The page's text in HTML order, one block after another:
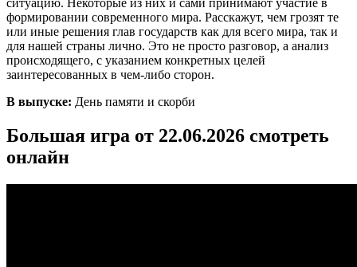
формировании современного мира. Расскажут, чем грозят те
или иные решения глав государств как для всего мира, так и
для нашей страны лично. Это не просто разговор, а анализ
происходящего, с указанием конкретных целей
заинтересованных в чем-либо сторон.
В выпуске: День памяти и скорби
Большая игра от 22.06.2026 смотреть
онлайн